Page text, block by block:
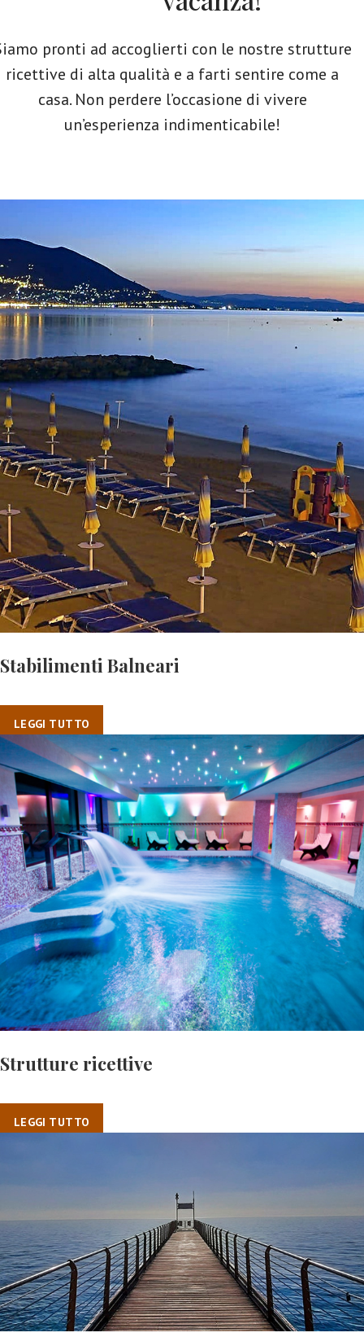
pronti ad accoglierti con le nostre strutture
ricettive di alta qualità e a farti sentire come a
casa. Non perdere l’occasione di vivere
un’esperienza indimenticabile!
Stabilimenti Balneari
LEGGI TUTTO
Strutture ricettive
LEGGI TUTTO